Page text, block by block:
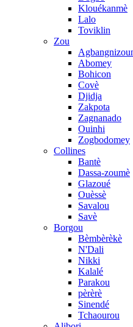
Klouékanmè
Lalo
Toviklin
Zou
Abomey
Bohicon
Covè
Djidja
Zakpota
Zagnanado
Ouinhi
Zogbodomey
Collines
Bantè
Dassa-zoumè
Glazoué
Ouèssè
Savalou
Savè
Borgou
Bèmbèrèkè
N'Dali
Nikki
Kalalé
Parakou
pèrèrè
Sinendé
Tchaourou